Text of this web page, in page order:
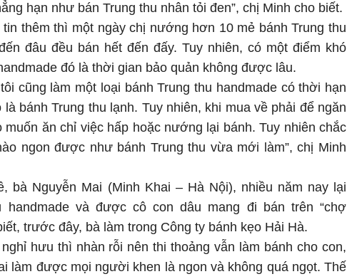
hạn như bán Trung thu nhân tỏi đen”, chị Minh cho biết.
thêm thì một ngày chị nướng hơn 10 mẻ bánh Trung thu
đâu đều bán hết đến đấy. Tuy nhiên, có một điểm khó
đó là thời gian bảo quản không được lâu.
cũng làm một loại bánh Trung thu handmade có thời hạn
bánh Trung thu lạnh. Tuy nhiên, khi mua về phải để ngăn
muốn ăn chỉ việc hấp hoặc nướng lại bánh. Tuy nhiên chắc
ngon được như bánh Trung thu vừa mới làm”, chị Minh
bà Nguyễn Mai (Minh Khai – Hà Nội), nhiều năm nay lại
handmade và được cô con dâu mang đi bán trên “chợ
trước đây, bà làm trong Công ty bánh kẹo Hải Hà.
hưu thì nhàn rỗi nên thi thoảng vẫn làm bánh cho con,
làm được mọi người khen là ngon và không quá ngọt. Thế